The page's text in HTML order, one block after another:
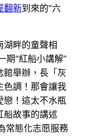
翻新到來的“六
湖畔的童聲相
期“紅船小講解”
館舉辦，長「灰
色調！那會讓我
戀！這太不水瓶
船故事的講述
常態化志愿服務